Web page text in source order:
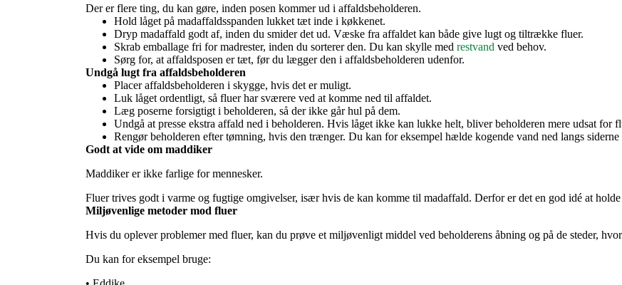
Der er flere ting, du kan gøre, inden posen kommer ud i affaldsbeholderen.
Hold låget på madaffaldsspanden lukket tæt inde i køkkenet.
Dryp madaffald godt af, inden du smider det ud. Væske fra affaldet kan både give lugt og tiltrække fluer.
Skrab emballage fri for madrester, inden du sorterer den. Du kan skylle med restvand ved behov.
Sørg for, at affaldsposen er tæt, før du lægger den i affaldsbeholderen udenfor.
Undgå lugt fra affaldsbeholderen
Placer affaldsbeholderen i skygge, hvis det er muligt.
Luk låget ordentligt, så fluer har sværere ved at komme ned til affaldet.
Læg poserne forsigtigt i beholderen, så der ikke går hul på dem.
Undgå at presse ekstra affald ned i beholderen. Hvis låget ikke kan lukke helt, bliver beholderen mere udsat for
Rengør beholderen efter tømning, hvis den trænger. Du kan for eksempel hælde kogende vand ned langs
Godt at vide om maddiker
Maddiker er ikke farlige for mennesker.
Fluer trives godt i varme og fugtige omgivelser, især hvis de kan komme til madaffald. Derfor er det en god idé at
Miljøvenlige metoder mod fluer
Hvis du oplever problemer med fluer, kan du prøve et miljøvenligt middel ved beholderens åbning og på de steder,
Du kan for eksempel bruge: